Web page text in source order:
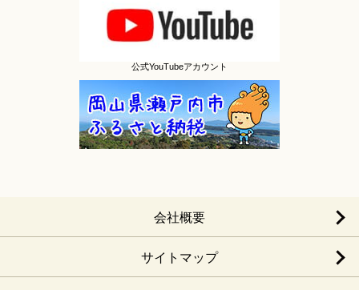
公式YouTubeアカウント
会社概要
サイトマップ